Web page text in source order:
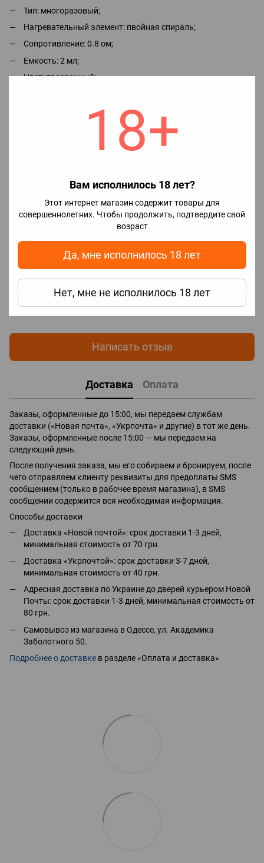
18+
Вам исполнилось 18 лет?
Этот интернет магазин содержит товары для
совершеннолетних. Чтобы продолжить, подтвердите свой
возраст
Да, мне исполнилось 18 лет
Нет, мне не исполнилось 18 лет
Тип: многоразовый;
Нагревательный элемент: пвойная спираль;
Сопротивление: 0.8 ом;
Емкость: 2 мл;
Цвет: прозрачный;
135.00
Smok Tech
Отзывы
Написать отзыв
Доставка Оплата
Заказы, оформленные до 15:00, мы передаем службам
доставки («Новая почта», «Укрпочта» и другие) в тот же день.
Заказы, оформленные после 15:00 — мы передаем на
следующий день.
После получения заказа, мы его собираем и бронируем, после
чего отправляем клиенту реквизиты для предоплаты SMS
сообщением (только в рабочее время магазина), в SMS
сообщении содержится вся необходимая информация.
Способы доставки
Доставка «Новой почтой»: срок доставки 1-3 дней,
минимальная стоимость от 70 грн.
Доставка «Укрпочтой»: срок доставки 3-7 дней,
минимальная стоимость от 40 грн.
Адресная доставка по Украине до дверей курьером Новой
Почты: срок доставки 1-3 дней, минимальная стоимость от
80 грн.
Самовывоз из магазина в Одессе, ул. Академика
Заболотного 50.
Подробнее о доставке в разделе «Оплата и доставка»